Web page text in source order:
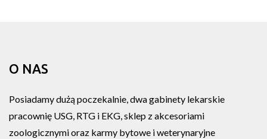
O NAS
Posiadamy dużą poczekalnie, dwa gabinety lekarskie
pracownię USG, RTG i EKG, sklep z akcesoriami
zoologicznymi oraz karmy bytowe i weterynaryjne